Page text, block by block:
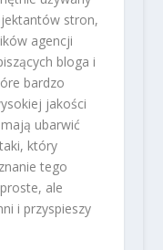
stron,
agencji
bloga i
bardzo
jakości
ubarwić
który
tego
ale
i przyspieszy